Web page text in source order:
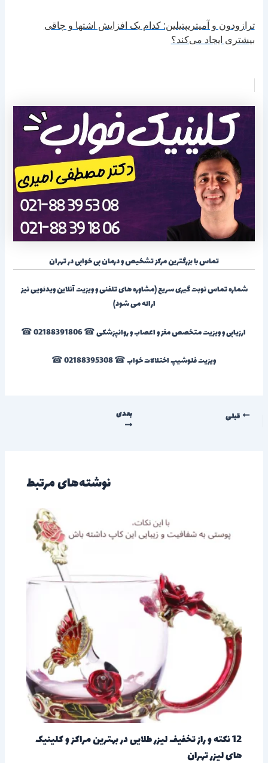
ترازودون و آمیتریپتیلین: کدام یک افزایش اشتها و چاقی
بیشتری ایجاد می‌کند؟
تماس با بزرگترین مرکز تشخیص و درمان بی خوابی در تهران
شماره تماس نوبت گیری سریع (مشاوره های تلفنی و ویزیت آنلاین ویدئویی نیز
ارائه می شود)
ارزیابی و ویزیت متخصص مغز و اعصاب و روانپزشکی ☎ 02188391806 ☎
ویزیت فلوشیپ اختلالات خواب ☎ 02188395308 ☎
قبلی بعدی
نوشته‌های مرتبط
12 نکته و راز تخفیف لیزر طلایی در بهترین مراکز و کلینیک
های لیزر تهران